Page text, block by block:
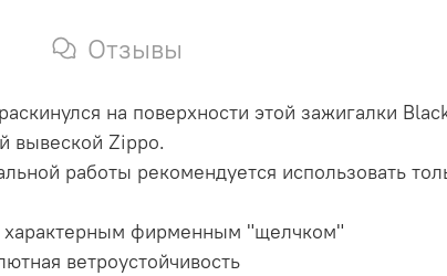
Отзывы
на поверхности этой зажигалки
вывеской Zippo.
работы рекомендуется использовать
характерным фирменным "щелчком"
ветроустойчивость